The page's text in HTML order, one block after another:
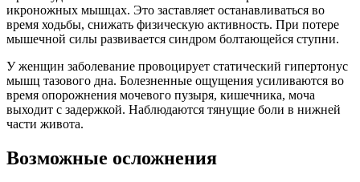
икроножных мышцах. Это заставляет останавливаться во
время ходьбы, снижать физическую активность. При потере
мышечной силы развивается синдром болтающейся ступни.
У женщин заболевание провоцирует статический гипертонус
мышц тазового дна. Болезненные ощущения усиливаются во
время опорожнения мочевого пузыря, кишечника, моча
выходит с задержкой. Наблюдаются тянущие боли в нижней
части живота.
Возможные осложнения